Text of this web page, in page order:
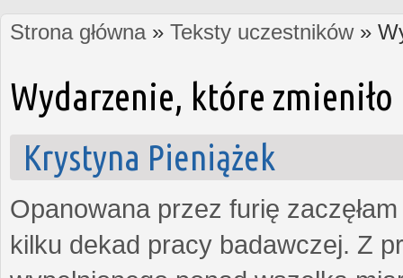
Jesteś tutaj
Strona główna» Teksty uczestników»
Wydarzenie, które
Krystyna Pieniążek
Opanowana przez furię
kilku dekad pracy badawczej. Z